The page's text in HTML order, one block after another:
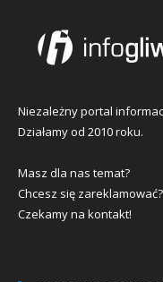
Niezależny portal
Działamy od 2010 roku.
Masz dla nas temat?
Chcesz się zareklamować?
Czekamy na kontakt!